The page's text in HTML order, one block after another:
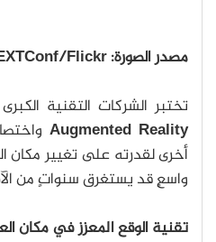
مصدر الصورة: NEXTConf/Flickr
تختبر الشركات التقنية
Augmented Reality
أخرى لقدرته على تغيير مكان
واسعٍ قد يستغرق سنواتٍ من
تقنية الوقع المعزز في مكان